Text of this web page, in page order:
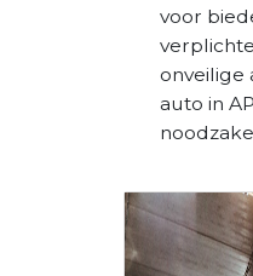
voor
onveilige
auto in